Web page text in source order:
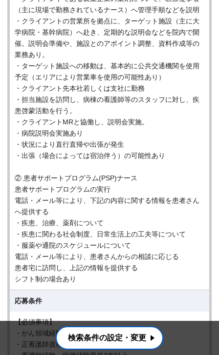
（主に現場で勤務されているナース）へ管理手順などを説明
・クライアントの営業所を拠点に、ターゲット施設（主に大
学病院・基幹病院）へ赴き、定期的な説明会などを院内で開
催。説明会準備や、施設とのアポイント調整、資料作成等の
業務あり。
・ターゲット施設への移動は、基本的に公共交通機関を使用
予定（エリアにより営業車を使用の可能性あり）
・クライアント先本社若しくは支社に勤務
・担当施設を訪問し、病棟の看護師等のスタッフに対し、疾
患啓蒙活動を行う。
・クライアントMRと協働し、説明会実施。
・病院説明会実施あり
・状況により直行直帰や出張が発生
・出張（場合によっては宿泊伴う）の可能性あり
② 患者サポートプログラム(PSP)ナース
患者サポートプログラムの実行
電話・メール等により、下記の内容に関する情報を患者さん
へ提供する
・疾患、治療、薬剤について
・疾患に関わる社会制度、日常生活上の工夫等について
・服薬や通院のスケジュールについて
電話・メール等により、患者さんからの相談に応じる
患者宅に訪問し、上記の情報を提供する
シフト制の場合あり
応募条件
【必須事項】
・がん領域経験者
・正看護師資格（ブランク最長1年程度）
検索条件の設定・変更